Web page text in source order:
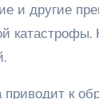
и другие
к